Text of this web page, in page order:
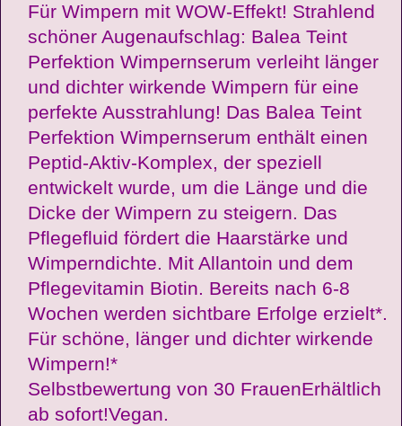
Für Wimpern mit WOW-Effekt! Strahlend
schöner Augenaufschlag: Balea Teint
Perfektion Wimpernserum verleiht länger
und dichter wirkende Wimpern für eine
perfekte Ausstrahlung! Das Balea Teint
Perfektion Wimpernserum enthält einen
Peptid-Aktiv-Komplex, der speziell
entwickelt wurde, um die Länge und die
Dicke der Wimpern zu steigern. Das
Pflegefluid fördert die Haarstärke und
Wimperndichte. Mit Allantoin und dem
Pflegevitamin Biotin. Bereits nach 6-8
Wochen werden sichtbare Erfolge erzielt*.
Für schöne, länger und dichter wirkende
Wimpern!*
Selbstbewertung von 30 FrauenErhältlich
ab sofort!Vegan.